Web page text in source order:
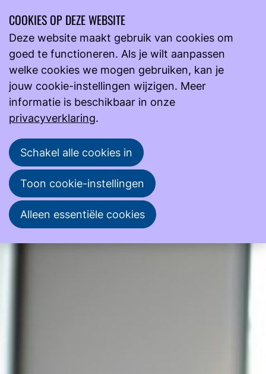
Actueel
Nieuws
Definitieve teksten cao ziekenhuizen vastgesteld
Definitieve teksten cao ziekenhuizen vastgesteld
overleg de definitieve teksten van de nieuwe cao
ziekenhuizen vastgesteld.
NVML
30 juli 2025
COOKIES OP DEZE WEBSITE
Deze website maakt gebruik van cookies om
goed te functioneren. Als je wilt aanpassen
welke cookies we mogen gebruiken, kan je
jouw cookie-instellingen wijzigen. Meer
informatie is beschikbaar in onze
privacyverklaring.
Schakel alle cookies in
Toon cookie-instellingen
Alleen essentiële cookies